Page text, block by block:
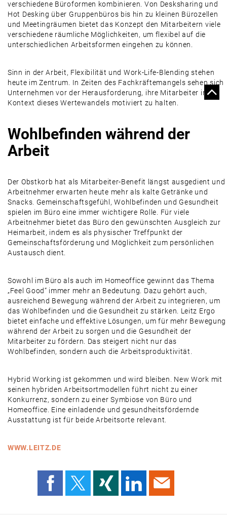
verschiedene Büroformen kombinieren. Von Desksharing und
Hot Desking über Gruppenbüros bis hin zu kleinen Bürozellen
und Meetingräumen bietet das Konzept den Mitarbeitern viele
verschiedene räumliche Möglichkeiten, um flexibel auf die
unterschiedlichen Arbeitsformen eingehen zu können.
Sinn in der Arbeit, Flexibilität und Work-Life-Blending stehen
heute im Zentrum. In Zeiten des Fachkräftemangels sehen sich
Unternehmen vor der Herausforderung, ihre Mitarbeiter im
Kontext dieses Wertewandels motiviert zu halten.
Wohlbefinden während der
Arbeit
Der Obstkorb hat als Mitarbeiter-Benefit längst ausgedient und
Arbeitnehmer erwarten heute mehr als kalte Getränke und
Snacks. Gemeinschaftsgefühl, Wohlbefinden und Gesundheit
spielen im Büro eine immer wichtigere Rolle. Für viele
Arbeitnehmer bietet das Büro den gewünschten Ausgleich zur
Heimarbeit, indem es als physischer Treffpunkt der
Gemeinschaftsförderung und Möglichkeit zum persönlichen
Austausch dient.
Sowohl im Büro als auch im Homeoffice gewinnt das Thema
„Feel Good“ immer mehr an Bedeutung. Dazu gehört auch,
ausreichend Bewegung während der Arbeit zu integrieren, um
das Wohlbefinden und die Gesundheit zu stärken. Leitz Ergo
bietet einfache und effektive Lösungen, um für mehr Bewegung
während der Arbeit zu sorgen und die Gesundheit der
Mitarbeiter zu fördern. Das steigert nicht nur das
Wohlbefinden, sondern auch die Arbeitsproduktivität.
Hybrid Working ist gekommen und wird bleiben. New Work mit
seinen hybriden Arbeitsortmodellen führt nicht zu einer
Konkurrenz, sondern zu einer Symbiose von Büro und
Homeoffice. Eine einladende und gesundheitsfördernde
Ausstattung ist für beide Arbeitsorte relevant.
WWW.LEITZ.DE